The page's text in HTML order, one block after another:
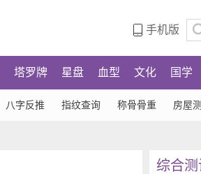
手机版
塔罗牌 星盘 血型 文化 国学
八字反推 指纹查询 称骨骨重 房屋
综合